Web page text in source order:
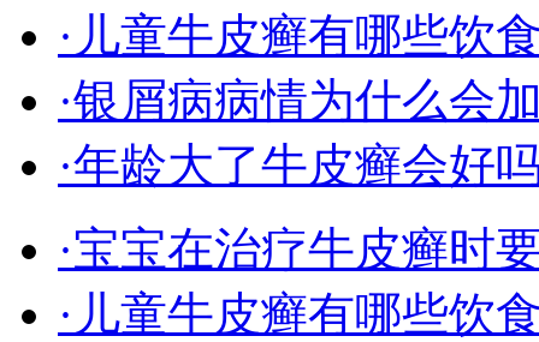
·儿童牛皮癣有哪些饮
·银屑病病情为什么会
·年龄大了牛皮癣会好
·宝宝在治疗牛皮癣时
·儿童牛皮癣有哪些饮